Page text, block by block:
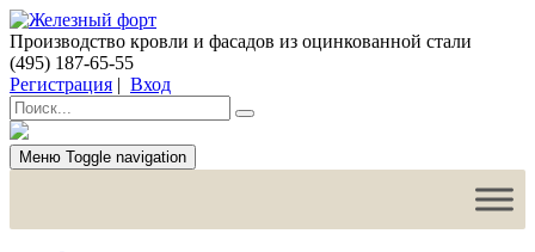
Производство кровли и фасадов из оцинкованной стали
(495) 187-65-55
Регистрация | Вход
Меню Toggle navigation